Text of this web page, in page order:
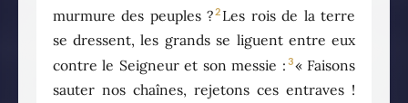
murmure des peuples ?2 Les rois de la terre
se dressent, les grands se liguent entre eux
contre le Seigneur et son messie : 3« Faisons
sauter nos chaînes, rejetons ces entraves !